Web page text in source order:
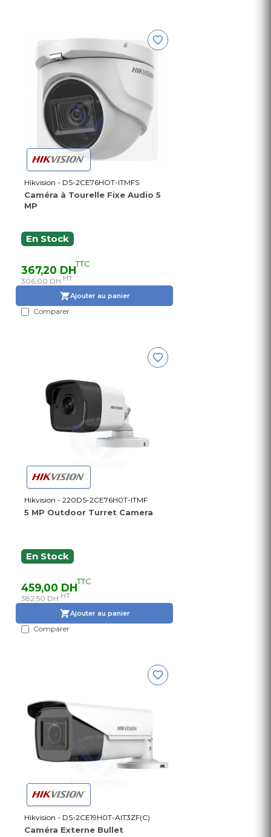
Hikvision - DS-2CE76HOT-ITMFS
Caméra à Tourelle Fixe Audio 5
MP
En Stock
367,20 DHTTC
306,00 DH HT
Ajouter au panier
Comparer
Hikvision - 220DS-2CE76H0T-ITMF
5 MP Outdoor Turret Camera
En Stock
459,00 DHTTC
382,50 DH HT
Ajouter au panier
Comparer
Hikvision - DS-2CE19H0T-AIT3ZF(C)
Caméra Externe Bullet